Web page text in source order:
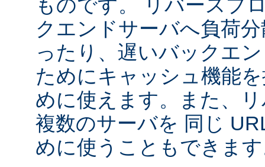
ものです。 リバースプ
クエンドサーバへ負荷
ったり、遅いバックエ
ためにキャッシュ機能
めに使えます。また、
複数のサーバを 同じ
めに使うこともできま